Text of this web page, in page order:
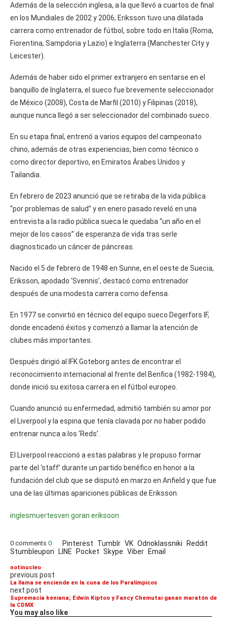
Además de la selección inglesa, a la que llevó a cuartos de final
en los Mundiales de 2002 y 2006, Eriksson tuvo una dilatada
carrera como entrenador de fútbol, sobre todo en Italia (Roma,
Fiorentina, Sampdoria y Lazio) e Inglaterra (Manchester City y
Leicester).
Además de haber sido el primer extranjero en sentarse en el
banquillo de Inglaterra, el sueco fue brevemente seleccionador
de México (2008), Costa de Marfil (2010) y Filipinas (2018),
aunque nunca llegó a ser seleccionador del combinado sueco.
En su etapa final, entrenó a varios equipos del campeonato
chino, además de otras experiencias, bien como técnico o
como director deportivo, en Emiratos Árabes Unidos y
Tailandia.
En febrero de 2023 anunció que se retiraba de la vida pública
“por problemas de salud” y en enero pasado reveló en una
entrevista a la radio pública sueca le quedaba “un año en el
mejor de los casos” de esperanza de vida tras serle
diagnosticado un cáncer de páncreas.
Nacido el 5 de febrero de 1948 en Sunne, en el oeste de Suecia,
Eriksson, apodado ‘Svennis’, destacó como entrenador
después de una modesta carrera como defensa.
En 1977 se convirtió en técnico del equipo sueco Degerfors IF,
donde encadenó éxitos y comenzó a llamar la atención de
clubes más importantes.
Después dirigió al IFK Goteborg antes de encontrar el
reconocimiento internacional al frente del Benfica (1982-1984),
donde inició su exitosa carrera en el fútbol europeo.
Cuando anunció su enfermedad, admitió también su amor por
el Liverpool y la espina que tenía clavada por no haber podido
entrenar nunca a los ‘Reds’.
El Liverpool reaccionó a estas palabras y le propuso formar
parte del ‘staff’ durante un partido benéfico en honor a la
fundación del club que se disputó en marzo en Anfield y que fue
una de las últimas apariciones públicas de Eriksson.
inglesmuertesven goran eriksoon
0 comments 0 Pinterest Tumblr VK Odnoklassniki Reddit
Stumbleupon LINE Pocket Skype Viber Email
notinucleo
previous post
La llama se enciende en la cuna de los Paralímpicos
next post
Supremacía keniana; Edwin Kiptoo y Fancy Chemutai ganan maratón de
la CDMX
You may also like